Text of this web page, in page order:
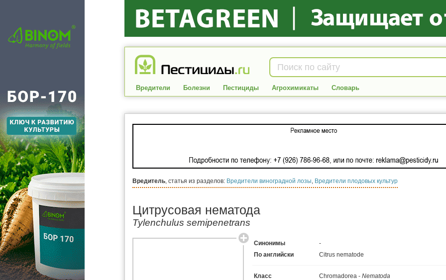
Вредители Болезни Пестициды Агрохимикаты Словарь
Вредитель, статья из разделов: Вредители виноградной лозы, Вредители плодовых культур
Цитрусовая нематода
Tylenchulus semipenetrans
Синонимы
-
По английски
Citrus nematode
Класс Chromadorea - Nematoda